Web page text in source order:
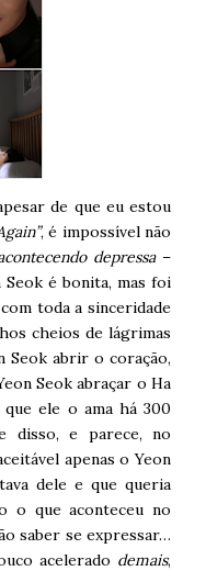
de que eu estou
, é impossível não
depressa–
Seok é bonita, mas foi
toda a sinceridade
cheios de lágrimas
Seok abrir o coração,
Seok abraçar o Ha
que ele o ama há 300
disso, e parece, no
apenas o Yeon
dele e que queria
o que aconteceu no
saber se expressar…
acelerado demais,